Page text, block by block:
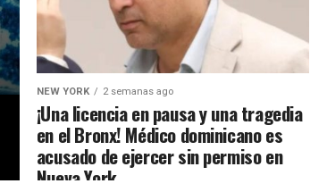
NEW YORK 2 semanas ago
¡Una licencia en pausa y una tragedia
en el Bronx! Médico dominicano es
acusado de ejercer sin permiso en
Nueva York